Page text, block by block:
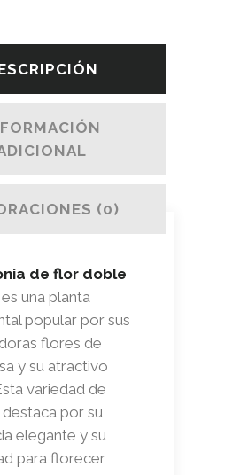
(0)
de flor doble
es una planta
popular por sus
flores de
y su atractivo
variedad de
por su
elegante y su
para florecer